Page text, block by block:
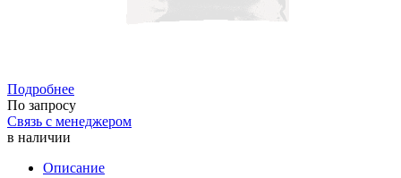
Подробнее
По запросу
Связь с менеджером
в наличии
Описание